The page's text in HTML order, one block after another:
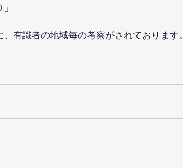
」
有識者の地域毎の考察がされております。